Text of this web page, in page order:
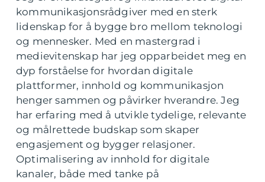
kommunikasjonsrådgiver med en sterk
lidenskap for å bygge bro mellom teknologi
og mennesker. Med en mastergrad i
medievitenskap har jeg opparbeidet meg en
dyp forståelse for hvordan digitale
plattformer, innhold og kommunikasjon
henger sammen og påvirker hverandre. Jeg
har erfaring med å utvikle tydelige, relevante
og målrettede budskap som skaper
engasjement og bygger relasjoner.
Optimalisering av innhold for digitale
kanaler, både med tanke på